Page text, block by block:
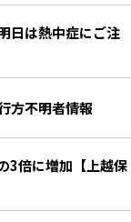
日は熱中症にご注
方不明者情報